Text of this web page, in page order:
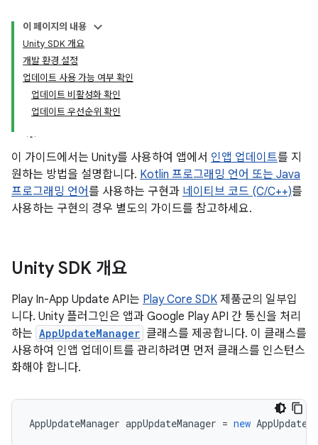
이 페이지의 내용
Unity SDK 개요
개발 환경 설정
업데이트 사용 가능 여부 확인
업데이트 비활성화 확인
업데이트 우선순위 확인
이 가이드에서는 Unity를 사용하여 앱에서 인앱 업데이트를 지
원하는 방법을 설명합니다. Kotlin 프로그래밍 언어 또는 Java
프로그래밍 언어를 사용하는 구현과 네이티브 코드 (C/C++)를
사용하는 구현의 경우 별도의 가이드를 참고하세요.
Unity SDK 개요
Play In-App Update API는 Play Core SDK 제품군의 일부입
니다. Unity 플러그인은 앱과 Google Play API 간 통신을 처리
하는 AppUpdateManager 클래스를 제공합니다. 이 클래스를
사용하여 인앱 업데이트를 관리하려면 먼저 클래스를 인스턴스
화해야 합니다.
AppUpdateManager appUpdateManager = new